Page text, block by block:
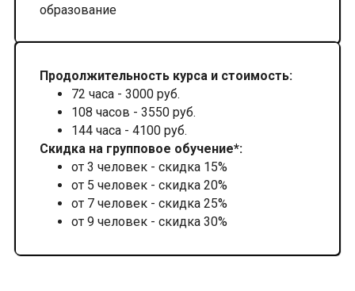
образование
Продолжительность курса и стоимость:
72 часа - 3000 руб.
108 часов - 3550 руб.
144 часа - 4100 руб.
Скидка на групповое обучение*:
от 3 человек - скидка 15%
от 5 человек - скидка 20%
от 7 человек - скидка 25%
от 9 человек - скидка 30%